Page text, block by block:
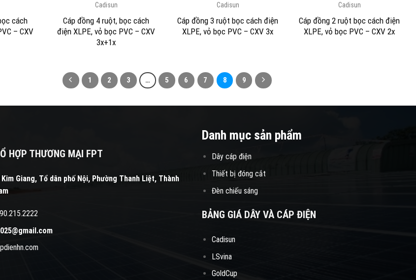
cách
– CXV
Cadisun
Cáp đồng 4 ruột, bọc cách
điện XLPE, vỏ bọc PVC – CXV
3x+1x
Cadisun
Cáp đồng 3 ruột bọc cách điện
XLPE, vỏ bọc PVC – CXV 3x
Cadisun
Cáp đồng 2 ruột bọc cách điện
XLPE, vỏ bọc PVC – CXV 2x
1 2 3 … 5 6 7 8 9
HỢP THƯƠNG MẠI FPT
Giang, Tổ dân phố Nội, Phường Thanh Liệt, Thành
Danh mục sản phẩm
Dây cáp điện
Thiết bị đóng cắt
Đèn chiếu sáng
BẢNG GIÁ DÂY VÀ CÁP ĐIỆN
Cadisun
LSvina
GoldCup